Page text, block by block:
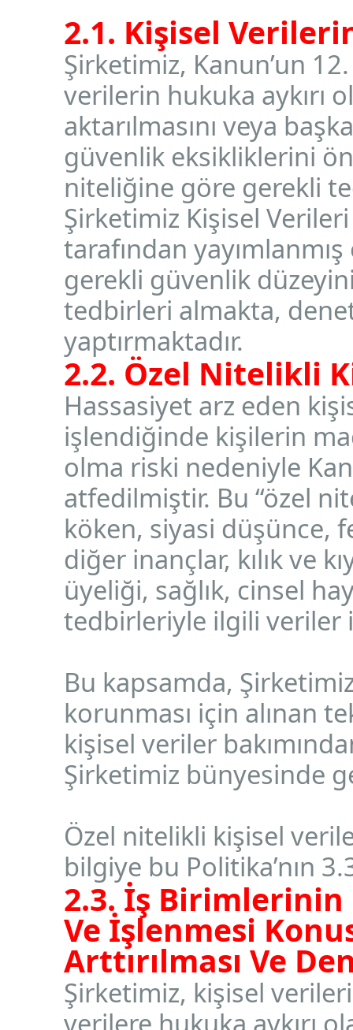
2.1. Kişisel
Şirketimiz, Kanun’un
verilerin hukuka aykırı
aktarılmasını veya
güvenlik eksikliklerini
niteliğine göre gerekli
Şirketimiz Kişisel
tarafından
gerekli güvenlik
tedbirleri almakta,
yaptırmaktadır.
2.2. Özel Nitelikli
Hassasiyet arz eden
işlendiğinde kişilerin
olma riski nedeniyle
atfedilmiştir. Bu “özel
köken, siyasi düşünce,
diğer inançlar, kılık ve
üyeliği, sağlık, cinsel
tedbirleriyle ilgili veriler
Bu kapsamda,
korunması için alınan
kişisel veriler
Şirketimiz bünyesinde
Özel nitelikli kişisel
bilgiye bu Politika’nın
2.3. İş Birimlerinin
Ve İşlenmesi
Arttırılması Ve
Şirketimiz, kişisel